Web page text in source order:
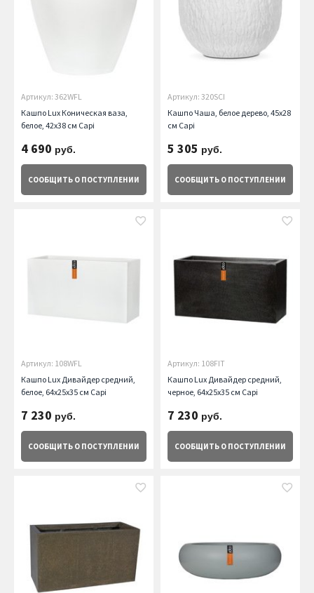
Артикул: 362WFL
Кашпо Lux Коническая ваза,
белое, 42х38 см Capi
4 690 руб.
СООБЩИТЬ О ПОСТУПЛЕНИИ
Артикул: 320SCI
Кашпо Чаша, белое дерево, 45x28
cм Capi
5 305 руб.
СООБЩИТЬ О ПОСТУПЛЕНИИ
Артикул: 108WFL
Кашпо Lux Дивайдер средний,
белое, 64х25х35 см Capi
7 230 руб.
СООБЩИТЬ О ПОСТУПЛЕНИИ
Артикул: 108FIT
Кашпо Lux Дивайдер средний,
черное, 64х25х35 см Capi
7 230 руб.
СООБЩИТЬ О ПОСТУПЛЕНИИ